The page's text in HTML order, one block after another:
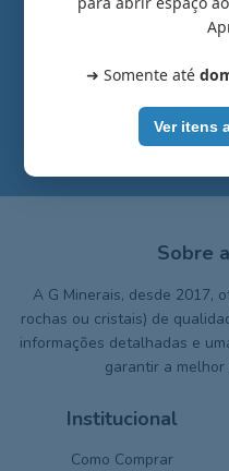
Sobre
A G Minerais, desde 2017,
rochas ou cristais) de
informações detalhadas e
garantir a
Institucional
Como Comprar
➜ Somente até
Ver itens